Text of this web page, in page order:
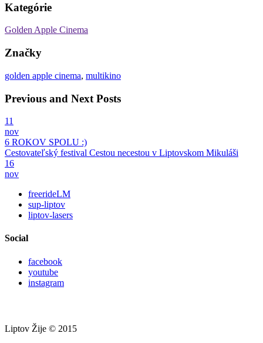
Kategórie
Golden Apple Cinema
Značky
golden apple cinema, multikino
Previous and Next Posts
11
nov
6 ROKOV SPOLU :)
Cestovateľský festival Cestou necestou v Liptovskom Mikuláši
16
nov
freerideLM
sup-liptov
liptov-lasers
Social
facebook
youtube
instagram
Liptov Žije © 2015